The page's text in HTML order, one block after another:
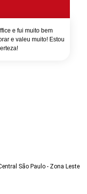
e fui muito bem
e valeu muito! Estou
São Paulo - Zona Leste